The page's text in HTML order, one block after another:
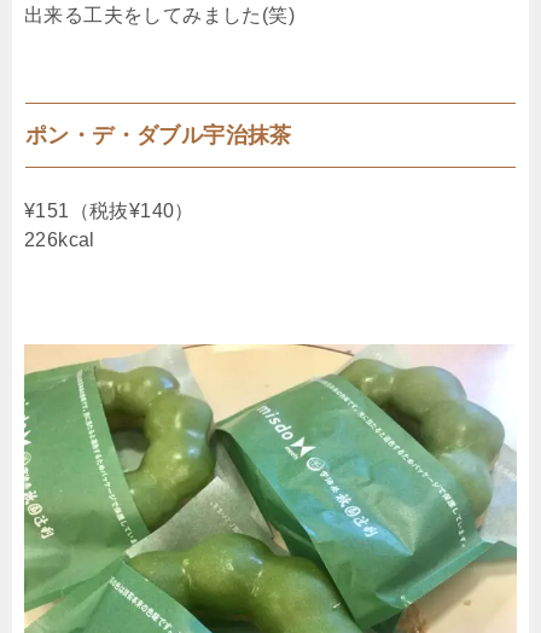
出来る工夫をしてみました(笑)
ポン・デ・ダブル宇治抹茶
¥151（税抜¥140）
226kcal